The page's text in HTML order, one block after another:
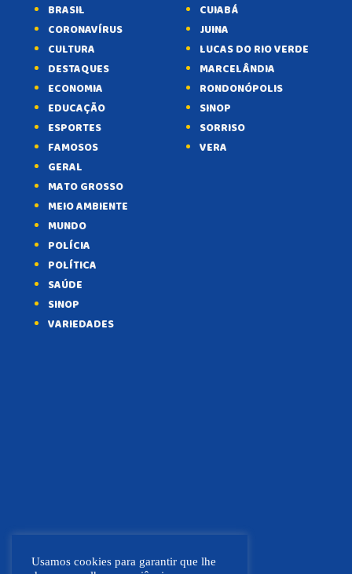
BRASIL
CORONAVÍRUS
CULTURA
DESTAQUES
ECONOMIA
EDUCAÇÃO
ESPORTES
FAMOSOS
GERAL
MATO GROSSO
MEIO AMBIENTE
MUNDO
POLÍCIA
POLÍTICA
SAÚDE
SINOP
VARIEDADES
CUIABÁ
JUINA
LUCAS DO RIO VERDE
MARCELÂNDIA
RONDONÓPOLIS
SINOP
SORRISO
VERA
Usamos cookies para garantir que lhe